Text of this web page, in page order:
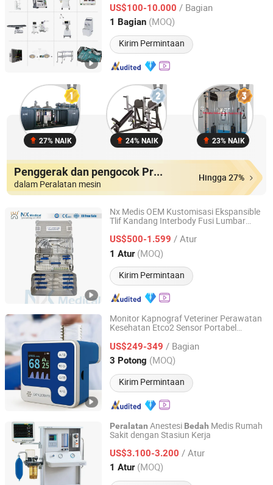
US$100-10.000 / Bagian
1 Bagian (MOQ)
Kirim Permintaan
Jiangsu, China Harga mulai 2008
27% NAIK 24% NAIK 23% NAIK
Penggerak dan pengocok Produk
dalam Peralatan mesin
Hingga 27%
Nx Medis OEM Kustomisasi Ekspansible
Tlif Kandang Interbody Fusi Lumbar
US$500-1.599 / Atur
1 Atur (MOQ)
Kirim Permintaan
Changzhou Nanxiang Medical Device Co., Ltd
Jiangsu, China Harga mulai 2025
Monitor Kapnograf Veteriner Perawatan
Kesehatan Etco2 Sensor Portabel
Genggam Rumah Sakit CO2 Sistem
Detektor Kapnografi
US$249-349 / Bagian
3 Potong (MOQ)
Kirim Permintaan
Guopeng Global Healthcare Management (Chengdu) Co.,
Ltd.
Sichuan, China
Peralatan Anestesi Bedah Medis Rumah
Sakit dengan Stasiun Kerja
US$3.100-3.200 / Atur
1 Atur (MOQ)
Nanjing Puao Medical Equipment Co., Ltd.
Jiangsu, China Harga mulai 2017